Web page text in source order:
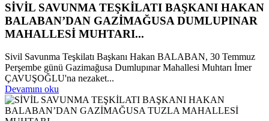
SİVİL SAVUNMA TEŞKİLATI BAŞKANI HAKAN
BALABAN’DAN GAZİMAĞUSA DUMLUPINAR
MAHALLESİ MUHTARI...
Sivil Savunma Teşkilatı Başkanı Hakan BALABAN, 30 Temmuz
Perşembe günü Gazimağusa Dumlupınar Mahallesi Muhtarı İmer
ÇAVUŞOĞLU'na nezaket...
Devamını oku